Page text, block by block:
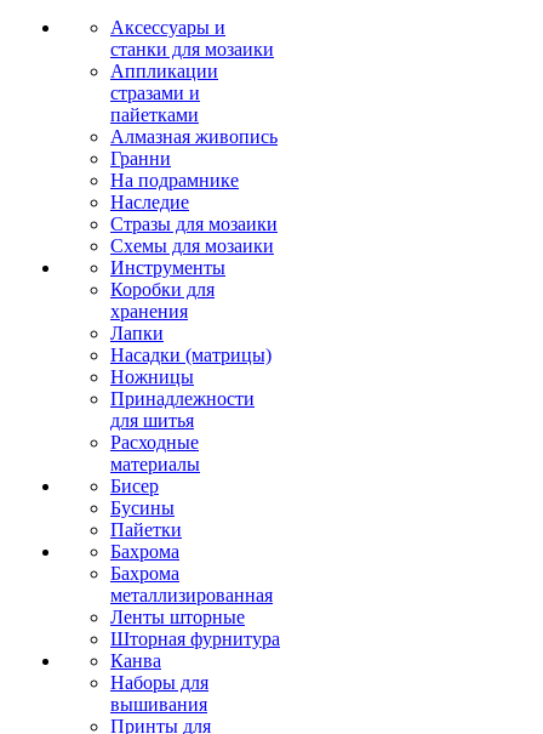
Аксессуары и
станки для мозаики
Аппликации
стразами и
пайетками
Алмазная живопись
Гранни
На подрамнике
Наследие
Стразы для мозаики
Схемы для мозаики
Инструменты
Коробки для
хранения
Лапки
Насадки (матрицы)
Ножницы
Принадлежности
для шитья
Расходные
материалы
Бисер
Бусины
Пайетки
Бахрома
Бахрома
металлизированная
Ленты шторные
Шторная фурнитура
Канва
Наборы для
вышивания
Принты для